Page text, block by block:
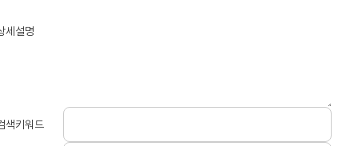
세설명
색키워드